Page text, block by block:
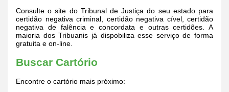
Consulte o site do Tribunal de Justiça do seu estado para
certidão negativa criminal, certidão negativa cível, certidão
negativa de falência e concordata e outras certidões. A
maioria dos Tribuanis já dispobiliza esse serviço de forma
gratuita e on-line.
Buscar Cartório
Encontre o cartório mais próximo: